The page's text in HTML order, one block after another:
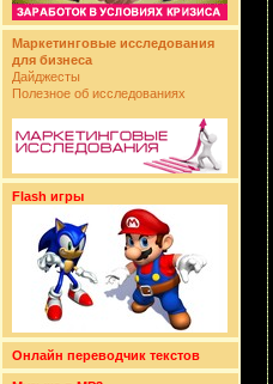
Маркетинговые исследования
для бизнеса
Дайджесты
Полезное об исследованиях
Flash игры
Онлайн переводчик текстов